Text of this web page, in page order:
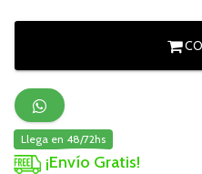
Llega en 48/72hs
¡Envío Gratis!